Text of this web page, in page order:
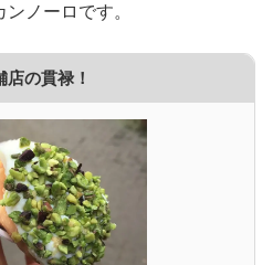
ンノーロです。
店の貫禄！